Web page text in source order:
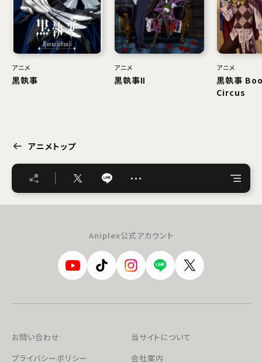
アニメ
黒執事
アニメ
黒執事Ⅱ
アニメ
黒執事
Circus
アニメトップ
…
Aniplex公式アカウント
お問い合わせ
当サイトについて
プライバシーポリシー
会社案内